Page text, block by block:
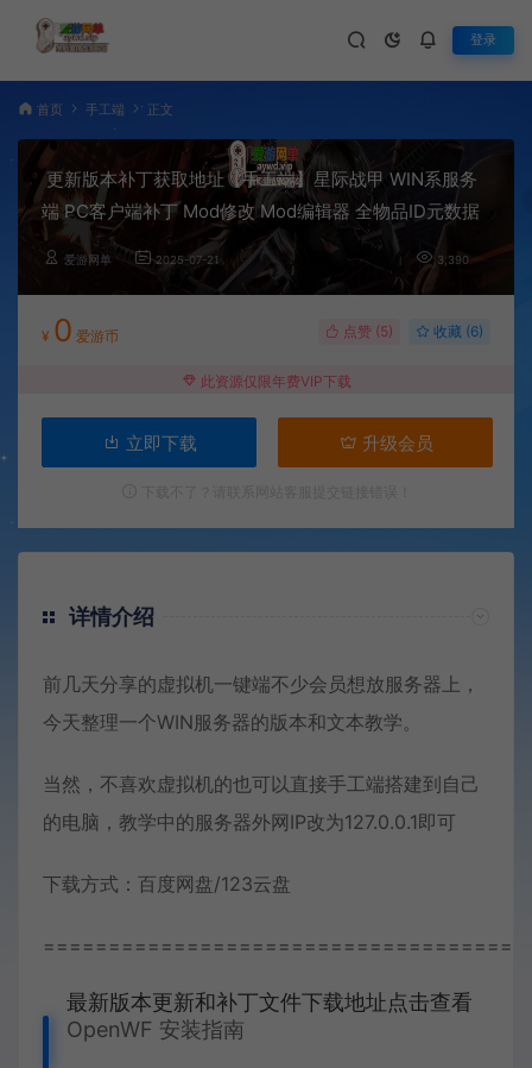
登录
首页 手工端 正文
更新版本补丁获取地址【手工端】星际战甲 WIN系服务
端 PC客户端补丁 Mod修改 Mod编辑器 全物品ID元数据
爱游网单 2025-07-21 3,390
¥ 0 爱游币 点赞 (5) 收藏 (6)
此资源仅限年费VIP下载
立即下载 升级会员
详情介绍
前几天分享的虚拟机一键端不少会员想放服务器上，
今天整理一个WIN服务器的版本和文本教学。
当然，不喜欢虚拟机的也可以直接手工端搭建到自己
的电脑，教学中的服务器外网IP改为127.0.0.1即可
下载方式：百度网盘/123云盘
最新版本更新和补丁文件下载地址点击查看
OpenWF 安装指南